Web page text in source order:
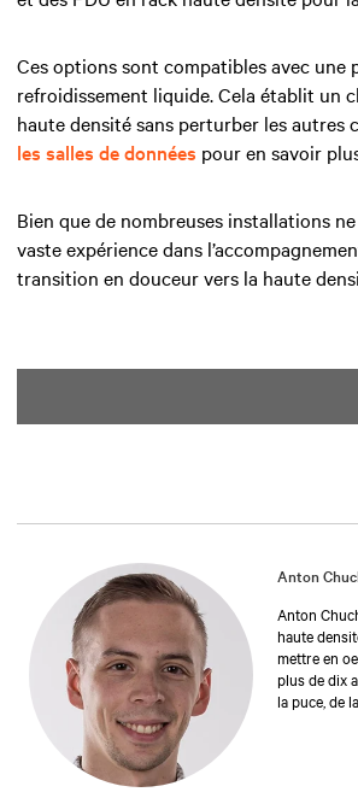
Ces options sont compatibles avec une
refroidissement liquide. Cela établit un
haute densité sans perturber les autres
les salles de données pour en savoir
Bien que de nombreuses installations
vaste expérience dans
transition en douceur vers la haute
Anton
Anton
haute
mettre en
plus de dix
la puce, de